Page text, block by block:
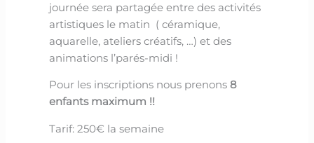
journée sera partagée entre des activités
artistiques le matin ( céramique,
aquarelle, ateliers créatifs, …) et des
animations l’parés-midi !
Pour les inscriptions nous prenons 8
enfants maximum !!
Tarif: 250€ la semaine